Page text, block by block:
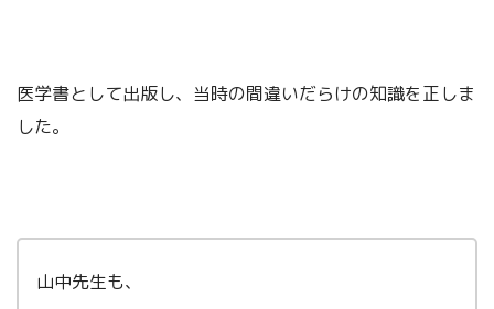
医学書として出版し、当時の間違いだらけの知識を正しま
した。
山中先生も、